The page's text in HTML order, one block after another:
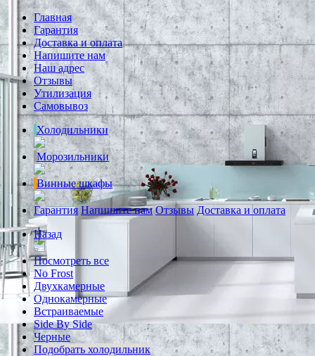
Главная
Гарантия
Доставка и оплата
Напишите нам
Наш адрес
Отзывы
Утилизация
Самовывоз
Холодильники
Морозильники
Винные шкафы
Гарантия Напишите нам Отзывы Доставка и оплата
Назад
Посмотреть все
No Frost
Двухкамерные
Однокамерные
Встраиваемые
Side By Side
Черные
Подобрать холодильник